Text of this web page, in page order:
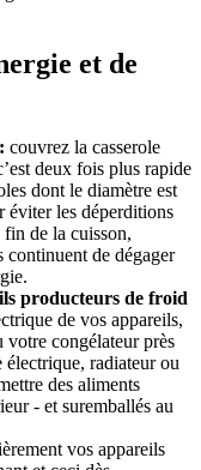
et de
couvrez la casserole
deux fois plus rapide
dont le diamètre est
éviter les déperditions
de la cuisson,
continuent de dégager
producteurs de froid
de vos appareils,
votre congélateur près
électrique, radiateur ou
des aliments
- et suremballés au
vos appareils